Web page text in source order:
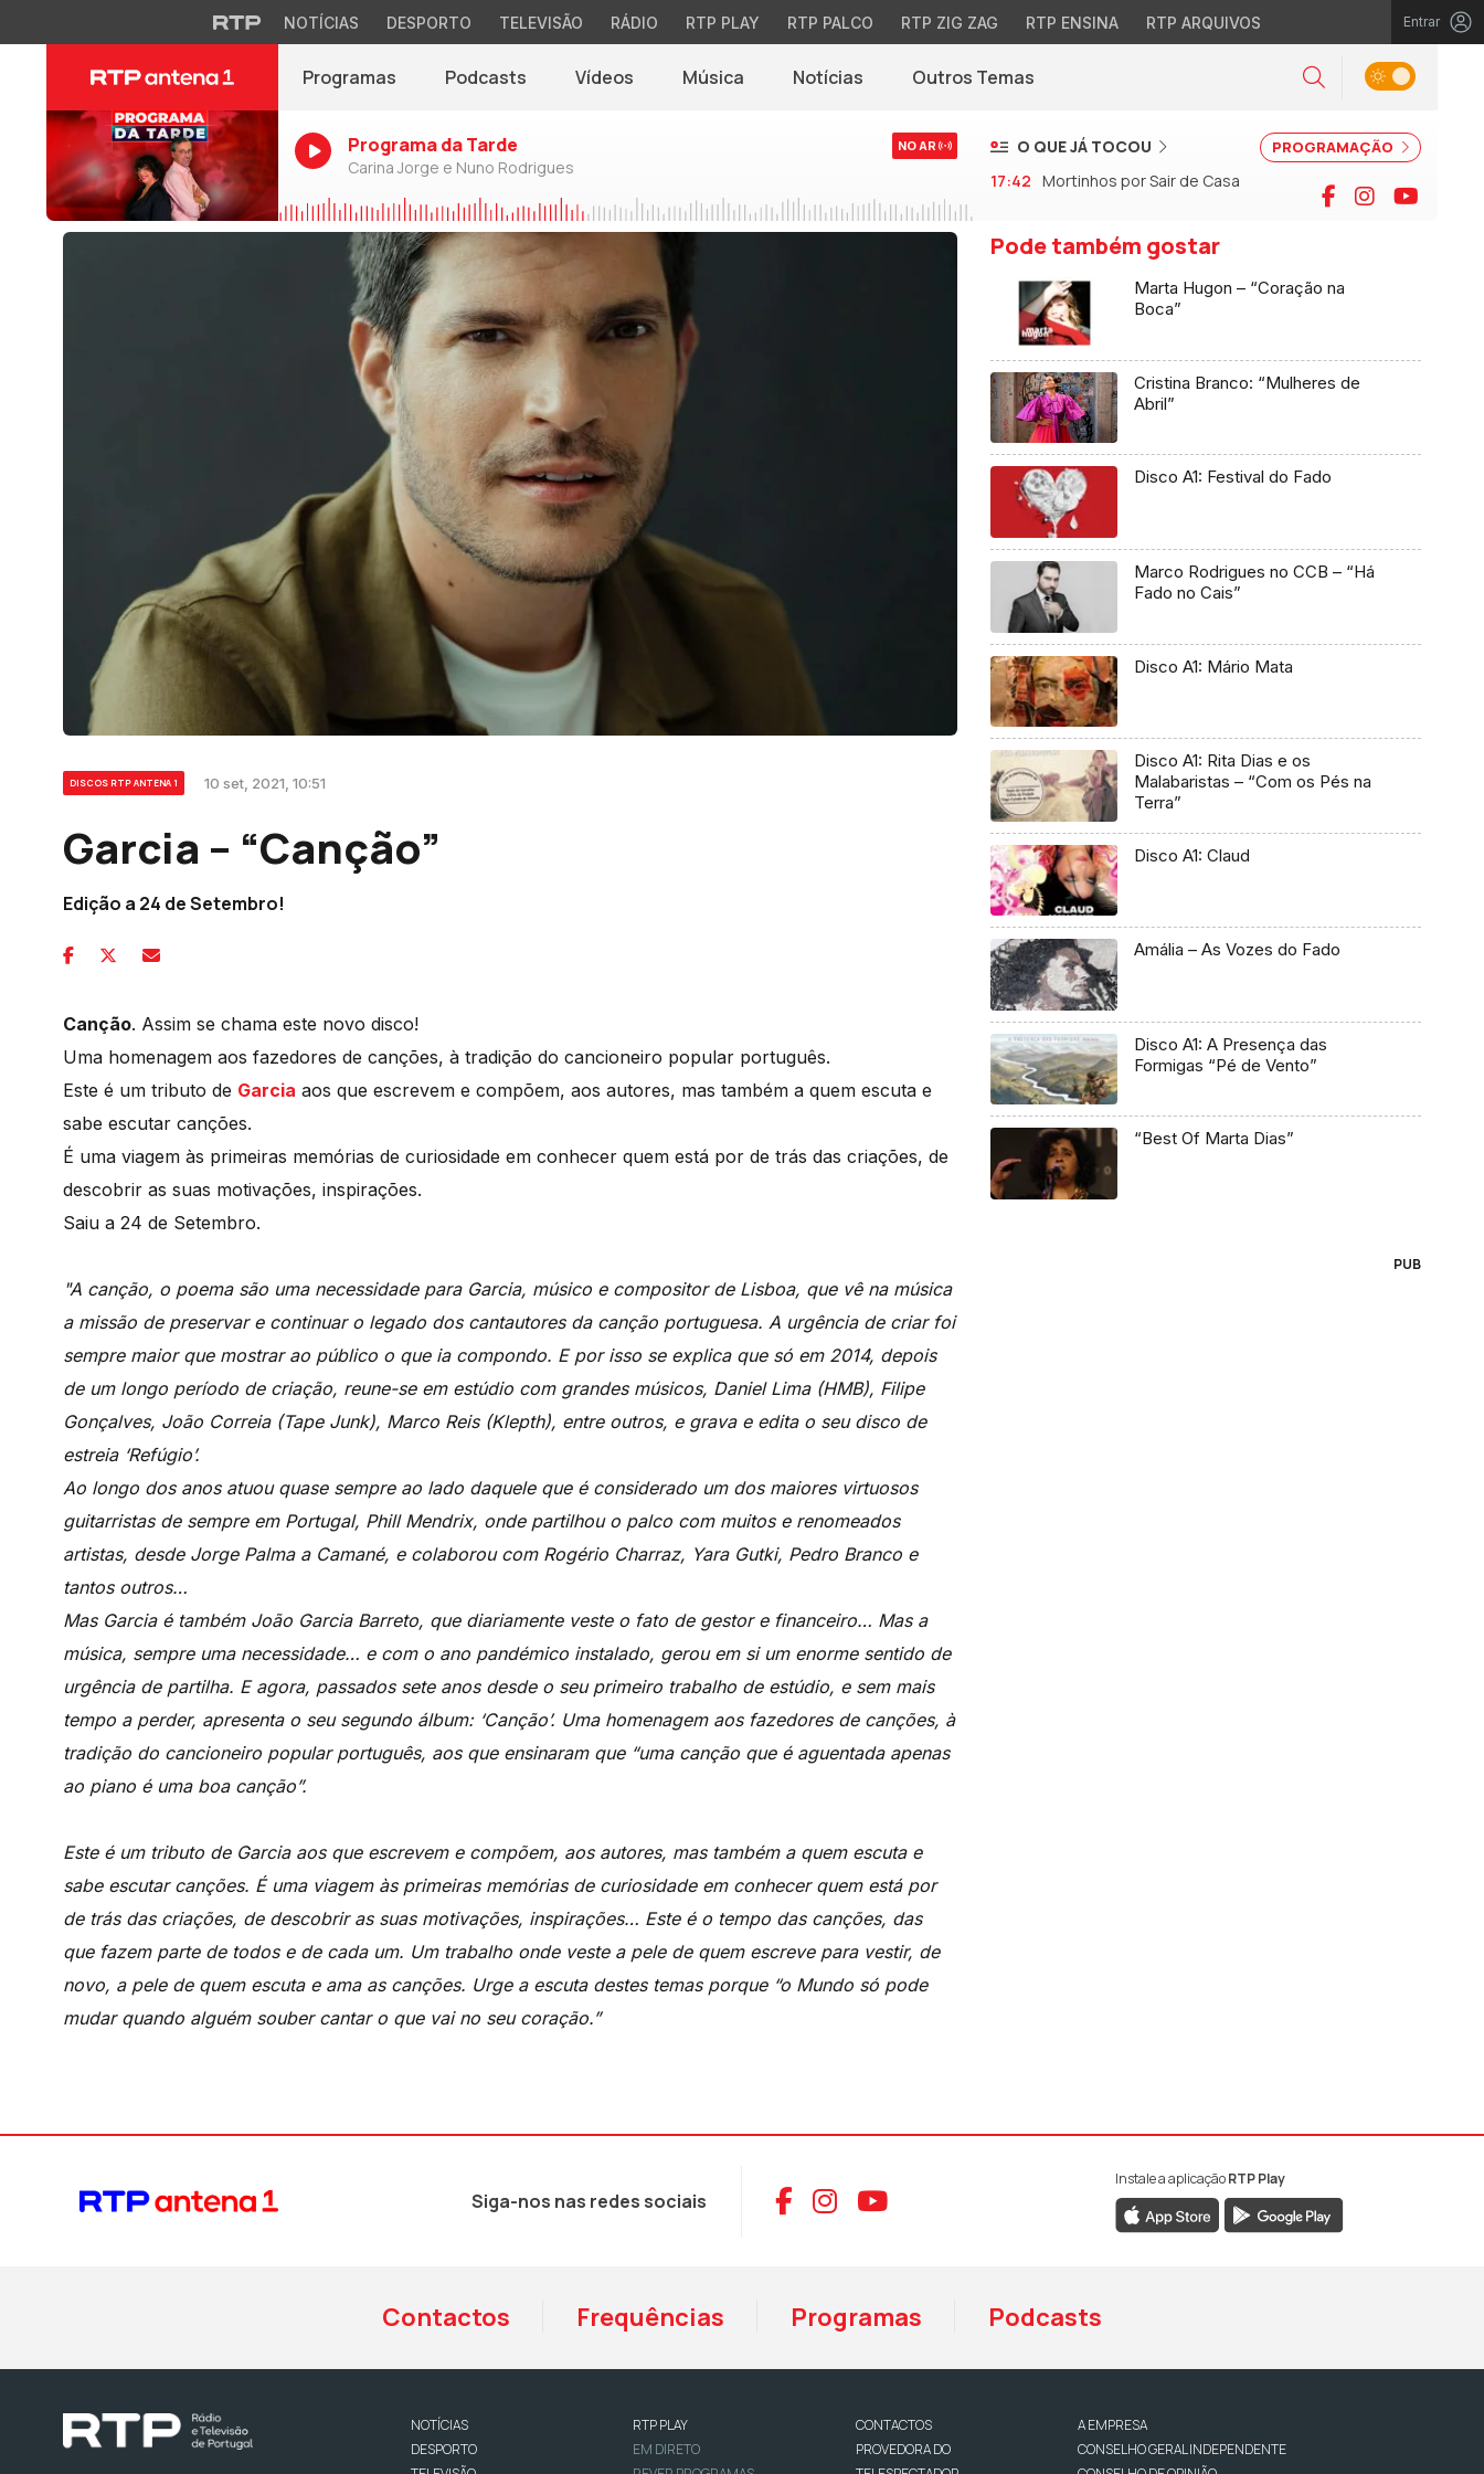
NOTÍCIAS DESPORTO TELEVISÃO RÁDIO RTP PLAY RTP PALCO RTP ZIG ZAG RTP ENSINA RTP ARQUIVOS Entrar
Programas Podcasts Vídeos Música Notícias(abre em nova janela)
Outros Temas Pesquisar
Alternar tema
Programa da Tarde
Carina Jorge e Nuno Rodrigues
NO AR PROGRAMAÇÃO
O QUE JÁ TOCOU
17:42 Mortinhos por Sair de Casa Facebook
Instagram
DISCOS RTP ANTENA 1 10 set, 2021, 10:51
Garcia – “Canção”
Edição a 24 de Setembro!
Canção. Assim se chama este novo disco!
Uma homenagem aos fazedores de canções, à tradição do cancioneiro popular português.
Este é um tributo de Garcia aos que escrevem e compõem, aos autores, mas também a quem escuta e
sabe escutar canções.
É uma viagem às primeiras memórias de curiosidade em conhecer quem está por de trás das criações, de
descobrir as suas motivações, inspirações.
Saiu a 24 de Setembro.
"A canção, o poema são uma necessidade para Garcia, músico e compositor de Lisboa, que vê na música
a missão de preservar e continuar o legado dos cantautores da canção portuguesa. A urgência de criar foi
sempre maior que mostrar ao público o que ia compondo. E por isso se explica que só em 2014, depois
de um longo período de criação, reune-se em estúdio com grandes músicos, Daniel Lima (HMB), Filipe
Gonçalves, João Correia (Tape Junk), Marco Reis (Klepth), entre outros, e grava e edita o seu disco de
estreia ‘Refúgio’.
Ao longo dos anos atuou quase sempre ao lado daquele que é considerado um dos maiores virtuosos
guitarristas de sempre em Portugal, Phill Mendrix, onde partilhou o palco com muitos e renomeados
artistas, desde Jorge Palma a Camané, e colaborou com Rogério Charraz, Yara Gutki, Pedro Branco e
tantos outros…
Mas Garcia é também João Garcia Barreto, que diariamente veste o fato de gestor e financeiro… Mas a
música, sempre uma necessidade… e com o ano pandémico instalado, gerou em si um enorme sentido de
urgência de partilha. E agora, passados sete anos desde o seu primeiro trabalho de estúdio, e sem mais
tempo a perder, apresenta o seu segundo álbum: ‘Canção’. Uma homenagem aos fazedores de canções, à
tradição do cancioneiro popular português, aos que ensinaram que “uma canção que é aguentada apenas
ao piano é uma boa canção”.
Este é um tributo de Garcia aos que escrevem e compõem, aos autores, mas também a quem escuta e
sabe escutar canções. É uma viagem às primeiras memórias de curiosidade em conhecer quem está por
de trás das criações, de descobrir as suas motivações, inspirações… Este é o tempo das canções, das
que fazem parte de todos e de cada um. Um trabalho onde veste a pele de quem escreve para vestir, de
novo, a pele de quem escuta e ama as canções. Urge a escuta destes temas porque “o Mundo só pode
mudar quando alguém souber cantar o que vai no seu coração.”
Pode também gostar
Marta Hugon – “Coração na
Boca”
Cristina Branco: “Mulheres de
Abril”
Disco A1: Festival do Fado
Marco Rodrigues no CCB – “Há
Fado no Cais”
Disco A1: Mário Mata
Disco A1: Rita Dias e os
Malabaristas – “Com os Pés na
Terra”
Disco A1: Claud
Amália – As Vozes do Fado
Disco A1: A Presença das
Formigas “Pé de Vento”
“Best Of Marta Dias”
PUB
Siga-nos nas redes sociais Aceder ao Facebook da RTP Antena 1
Aceder ao Instagram da RTP Antena 1
Aceder ao YouTube da RTP Antena 1
Instale a aplicaçãoRTP Play
Contactos Frequências Programas Podcasts
NOTÍCIAS
DESPORTO
RTP PLAY
EM DIRETO
CONTACTOS
PROVEDORA DO
A EMPRESA
CONSELHO GERAL INDEPENDENTE